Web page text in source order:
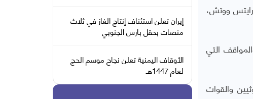
ووتش،
التي
والقوات
إيران تعلن استئناف إنتاج الغاز في ثلاث
منصات بحقل بارس الجنوبي
الأوقاف اليمنية تعلن نجاح موسم الحج
لعام 1447هـ